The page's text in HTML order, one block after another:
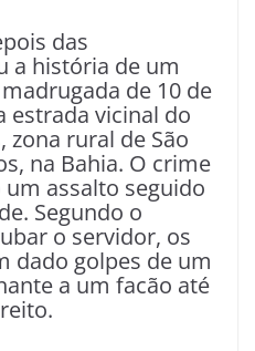
das
a história de um
de 10 de
estrada vicinal do
zona rural de São
na Bahia. O crime
assalto seguido
Segundo o
o servidor, os
dado golpes de um
a um facão até